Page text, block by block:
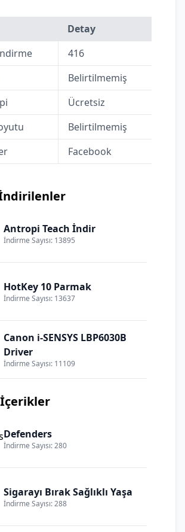
Detay
416
Belirtilmemiş
Ücretsiz
Belirtilmemiş
Facebook
İndirilenler
Antropi Teach İndir
İndirme Sayısı: 13895
HotKey 10 Parmak
İndirme Sayısı: 13637
Canon i-SENSYS LBP6030B
Driver
İndirme Sayısı: 11109
Defenders
İndirme Sayısı: 280
Sigarayı Bırak Sağlıklı Yaşa
İndirme Sayısı: 288